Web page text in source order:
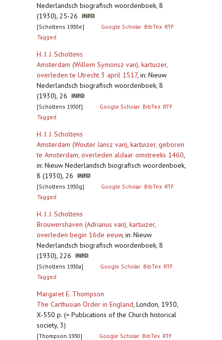
Nederlandsch biografisch woordenboek, 8
(1930), 25-26
[Scholtens 1930e] Google Scholar BibTex RTF
Tagged
H. J. J. Scholtens
Amsterdam (Willem Symonsz van), kartuizer,
overleden te Utrecht 3 april 1517, in: Nieuw
Nederlandsch biografisch woordenboek, 8
(1930), 26
[Scholtens 1930f] Google Scholar BibTex RTF
Tagged
H. J. J. Scholtens
Amsterdam (Wouter Jansz van), kartuizer, geboren
te Amsterdam, overleden aldaar omstreeks 1460,
in: Nieuw Nederlandsch biografisch woordenboek,
8 (1930), 26
[Scholtens 1930g] Google Scholar BibTex RTF
Tagged
H. J. J. Scholtens
Brouwershaven (Adrianus van), kartuizer,
overleden begin 16de eeuw, in: Nieuw
Nederlandsch biografisch woordenboek, 8
(1930), 226
[Scholtens 1930a] Google Scholar BibTex RTF
Tagged
Margaret E. Thompson
The Carthusian Order in England, London, 1930,
X-550 p. (= Publications of the Church historical
society, 3)
[Thompson 1930] Google Scholar BibTex RTF